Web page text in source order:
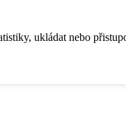
ukládat nebo